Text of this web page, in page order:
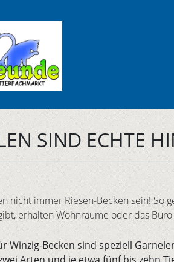
SIND ECHTE
nicht immer Riesen-Becken sein! So
erhalten Wohnräume oder das
Winzig-Becken sind speziell